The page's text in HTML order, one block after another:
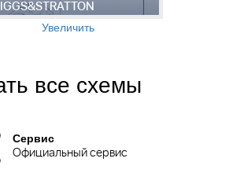
Увеличить
все схемы
Сервис
Официальный сервис